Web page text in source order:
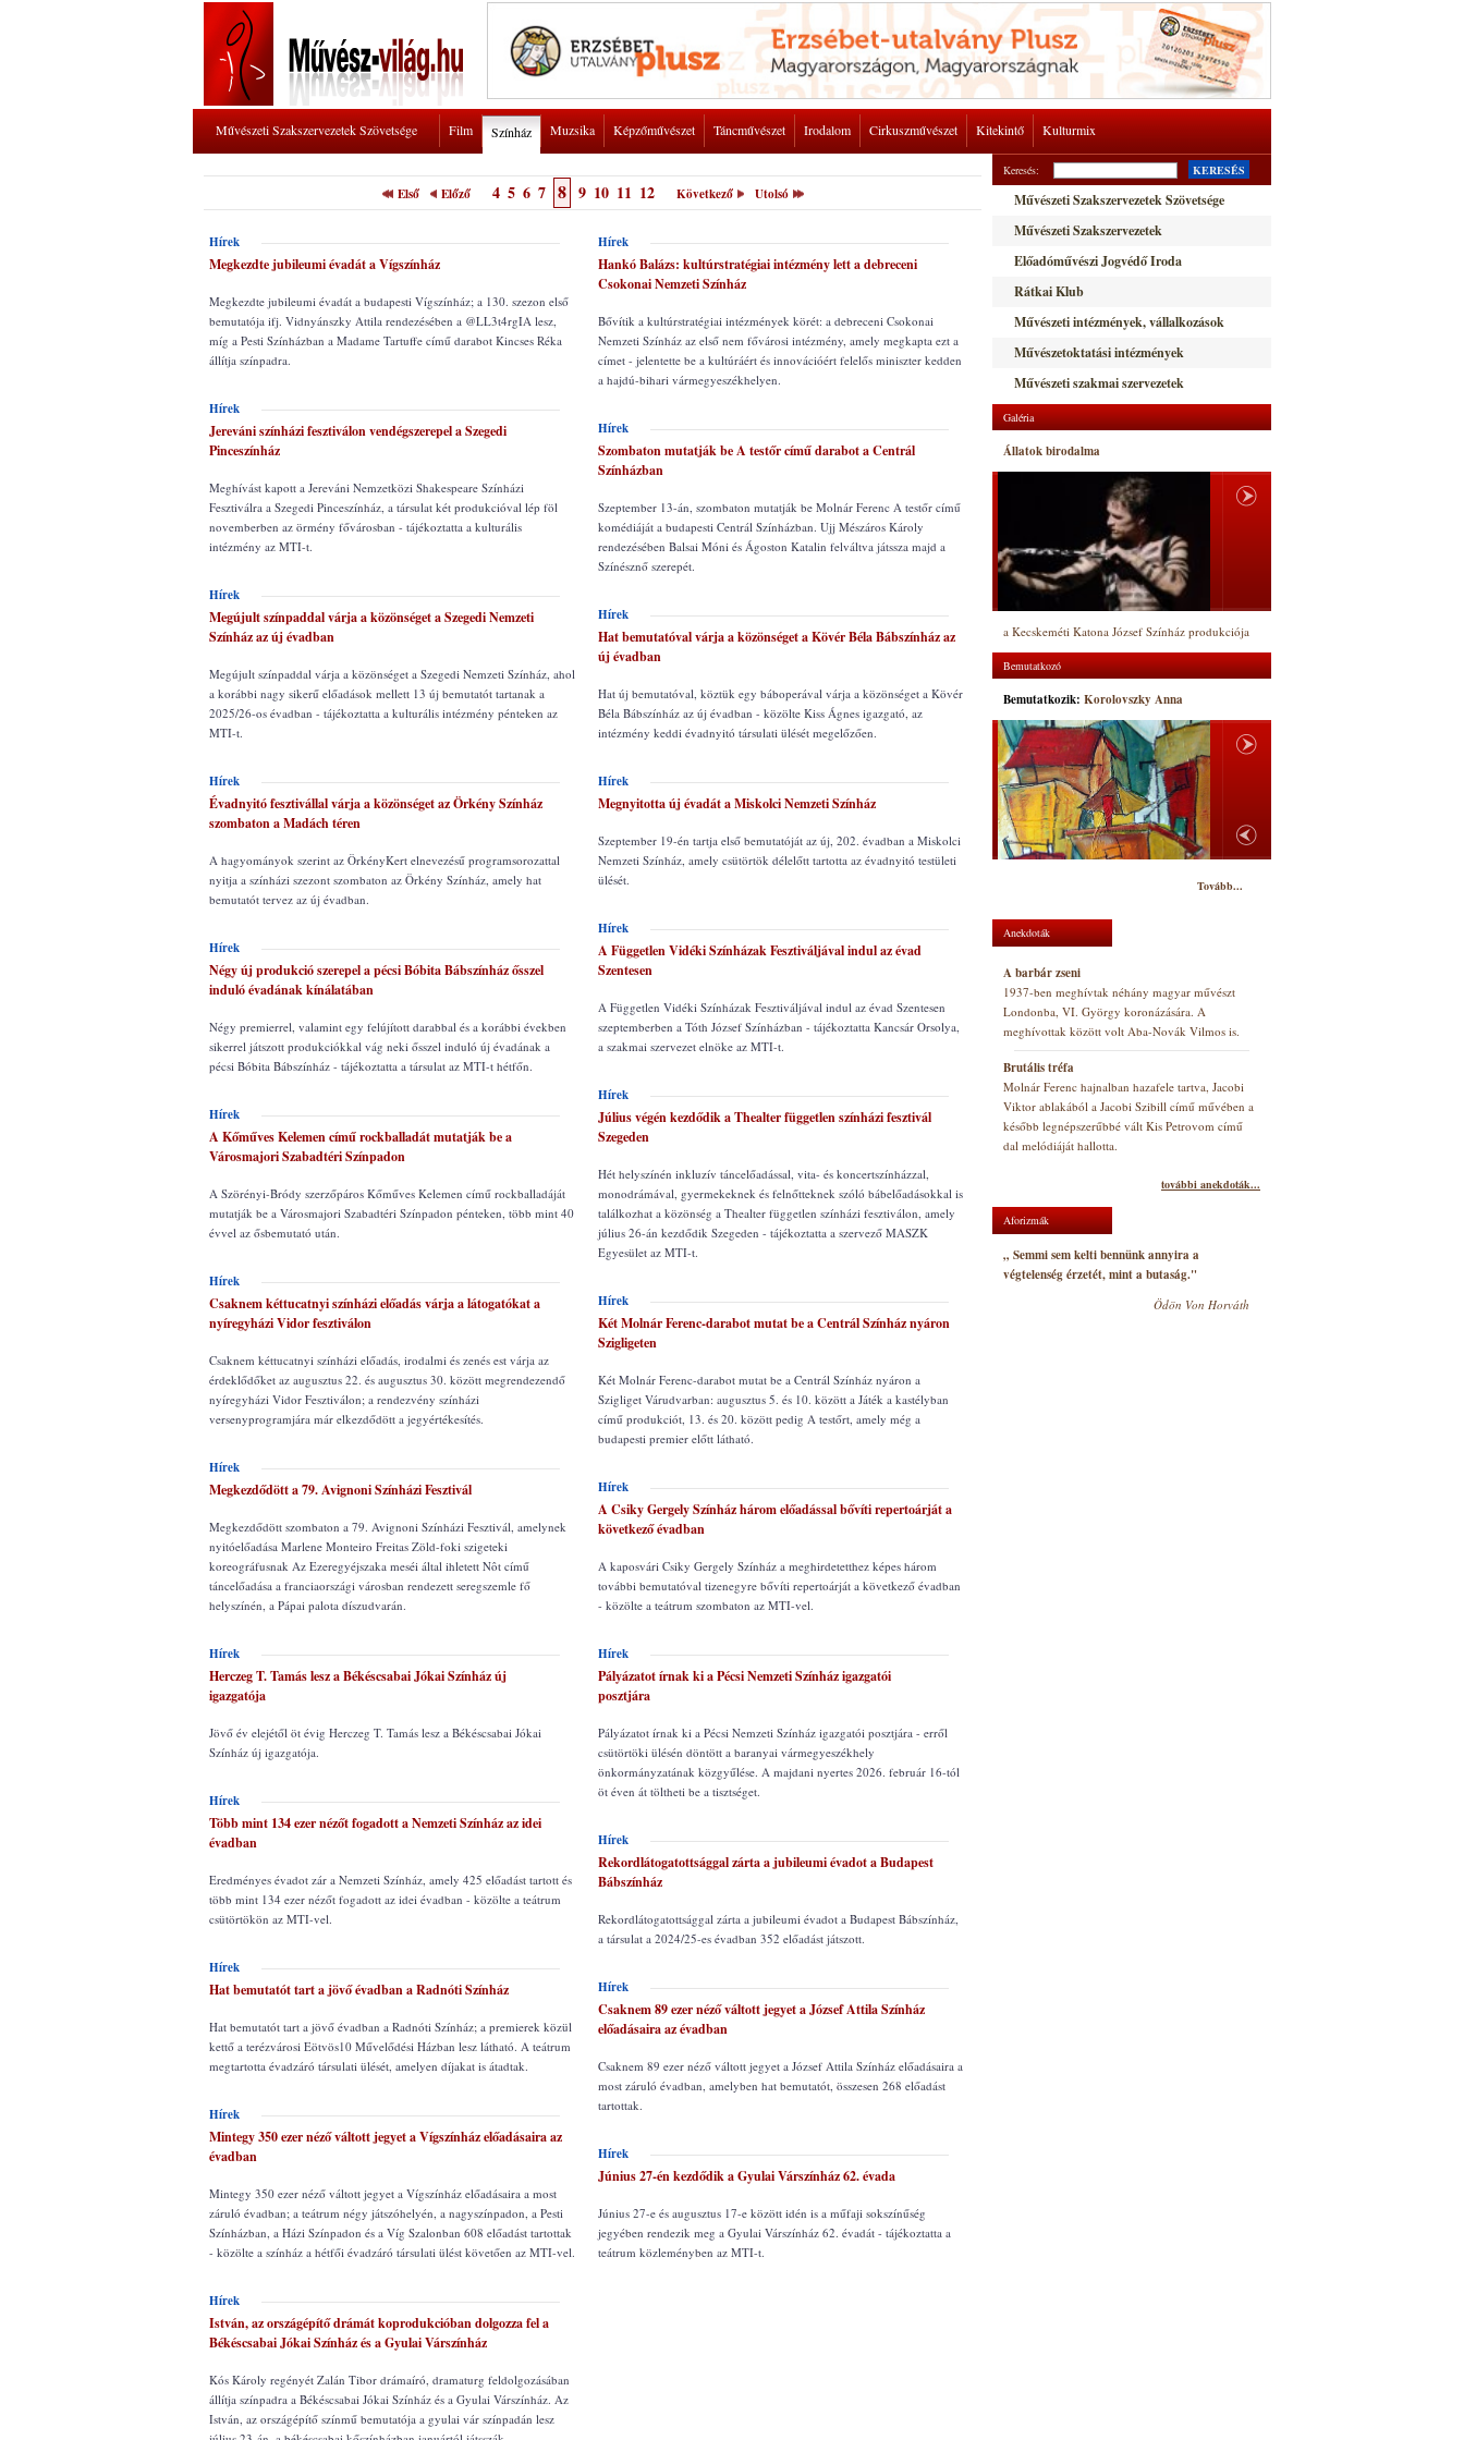
Művészeti Szakszervezetek Szövetsége Film Színház Muzsika Képzőművészet Táncművészet Irodalom Cirkuszművészet Kitekintő Kulturmix
Első Előző 4 5 6 7 8 9 10 11 12 Következő Utolsó
Hírek
Megkezdte jubileumi évadát a Vígszínház
Megkezdte jubileumi évadát a budapesti Vígszínház; a 130. szezon első
bemutatója ifj. Vidnyánszky Attila rendezésében a @LL3t4rgIA lesz,
míg a Pesti Színházban a Madame Tartuffe című darabot Kincses Réka
állítja színpadra.
Hírek
Jereváni színházi fesztiválon vendégszerepel a Szegedi
Pinceszínház
Meghívást kapott a Jereváni Nemzetközi Shakespeare Színházi
Fesztiválra a Szegedi Pinceszínház, a társulat két produkcióval lép föl
novemberben az örmény fővárosban - tájékoztatta a kulturális
intézmény az MTI-t.
Hírek
Megújult színpaddal várja a közönséget a Szegedi Nemzeti
Színház az új évadban
Megújult színpaddal várja a közönséget a Szegedi Nemzeti Színház, ahol
a korábbi nagy sikerű előadások mellett 13 új bemutatót tartanak a
2025/26-os évadban - tájékoztatta a kulturális intézmény pénteken az
MTI-t.
Hírek
Évadnyitó fesztivállal várja a közönséget az Örkény Színház
szombaton a Madách téren
A hagyományok szerint az ÖrkényKert elnevezésű programsorozattal
nyitja a színházi szezont szombaton az Örkény Színház, amely hat
bemutatót tervez az új évadban.
Hírek
Négy új produkció szerepel a pécsi Bóbita Bábszínház ősszel
induló évadának kínálatában
Négy premierrel, valamint egy felújított darabbal és a korábbi években
sikerrel játszott produkciókkal vág neki ősszel induló új évadának a
pécsi Bóbita Bábszínház - tájékoztatta a társulat az MTI-t hétfőn.
Hírek
A Kőműves Kelemen című rockballadát mutatják be a
Városmajori Szabadtéri Színpadon
A Szörényi-Bródy szerzőpáros Kőműves Kelemen című rockballadáját
mutatják be a Városmajori Szabadtéri Színpadon pénteken, több mint 40
évvel az ősbemutató után.
Hírek
Csaknem kéttucatnyi színházi előadás várja a látogatókat a
nyíregyházi Vidor fesztiválon
Csaknem kéttucatnyi színházi előadás, irodalmi és zenés est várja az
érdeklődőket az augusztus 22. és augusztus 30. között megrendezendő
nyíregyházi Vidor Fesztiválon; a rendezvény színházi
versenyprogramjára már elkezdődött a jegyértékesítés.
Hírek
Megkezdődött a 79. Avignoni Színházi Fesztivál
Megkezdődött szombaton a 79. Avignoni Színházi Fesztivál, amelynek
nyitóelőadása Marlene Monteiro Freitas Zöld-foki szigeteki
koreográfusnak Az Ezeregyéjszaka meséi által ihletett Nôt című
táncelőadása a franciaországi városban rendezett seregszemle fő
helyszínén, a Pápai palota díszudvarán.
Hírek
Herczeg T. Tamás lesz a Békéscsabai Jókai Színház új
igazgatója
Jövő év elejétől öt évig Herczeg T. Tamás lesz a Békéscsabai Jókai
Színház új igazgatója.
Hírek
Több mint 134 ezer nézőt fogadott a Nemzeti Színház az idei
évadban
Eredményes évadot zár a Nemzeti Színház, amely 425 előadást tartott és
több mint 134 ezer nézőt fogadott az idei évadban - közölte a teátrum
csütörtökön az MTI-vel.
Hírek
Hat bemutatót tart a jövő évadban a Radnóti Színház
Hat bemutatót tart a jövő évadban a Radnóti Színház; a premierek közül
kettő a terézvárosi Eötvös10 Művelődési Házban lesz látható. A teátrum
megtartotta évadzáró társulati ülését, amelyen díjakat is átadtak.
Hírek
Mintegy 350 ezer néző váltott jegyet a Vígszínház előadásaira az
évadban
Mintegy 350 ezer néző váltott jegyet a Vígszínház előadásaira a most
záruló évadban; a teátrum négy játszóhelyén, a nagyszínpadon, a Pesti
Színházban, a Házi Színpadon és a Víg Szalonban 608 előadást tartottak
- közölte a színház a hétfői évadzáró társulati ülést követően az MTI-vel.
Hírek
István, az országépítő drámát koprodukcióban dolgozza fel a
Békéscsabai Jókai Színház és a Gyulai Várszínház
Kós Károly regényét Zalán Tibor drámaíró, dramaturg feldolgozásában
állítja színpadra a Békéscsabai Jókai Színház és a Gyulai Várszínház. Az
István, az országépítő színmű bemutatója a gyulai vár színpadán lesz
Hírek
Hankó Balázs: kultúrstratégiai intézmény lett a debreceni
Csokonai Nemzeti Színház
Bővítik a kultúrstratégiai intézmények körét: a debreceni Csokonai
Nemzeti Színház az első nem fővárosi intézmény, amely megkapta ezt a
címet - jelentette be a kultúráért és innovációért felelős miniszter kedden
a hajdú-bihari vármegyeszékhelyen.
Hírek
Szombaton mutatják be A testőr című darabot a Centrál
Színházban
Szeptember 13-án, szombaton mutatják be Molnár Ferenc A testőr című
komédiáját a budapesti Centrál Színházban. Ujj Mészáros Károly
rendezésében Balsai Móni és Ágoston Katalin felváltva játssza majd a
Színésznő szerepét.
Hírek
Hat bemutatóval várja a közönséget a Kövér Béla Bábszínház az
új évadban
Hat új bemutatóval, köztük egy báboperával várja a közönséget a Kövér
Béla Bábszínház az új évadban - közölte Kiss Ágnes igazgató, az
intézmény keddi évadnyitó társulati ülését megelőzően.
Hírek
Megnyitotta új évadát a Miskolci Nemzeti Színház
Szeptember 19-én tartja első bemutatóját az új, 202. évadban a Miskolci
Nemzeti Színház, amely csütörtök délelőtt tartotta az évadnyitó testületi
ülését.
Hírek
A Független Vidéki Színházak Fesztiváljával indul az évad
Szentesen
A Független Vidéki Színházak Fesztiváljával indul az évad Szentesen
szeptemberben a Tóth József Színházban - tájékoztatta Kancsár Orsolya,
a szakmai szervezet elnöke az MTI-t.
Hírek
Július végén kezdődik a Thealter független színházi fesztivál
Szegeden
Hét helyszínén inkluzív táncelőadással, vita- és koncertszínházzal,
monodrámával, gyermekeknek és felnőtteknek szóló bábelőadásokkal is
találkozhat a közönség a Thealter független színházi fesztiválon, amely
július 26-án kezdődik Szegeden - tájékoztatta a szervező MASZK
Egyesület az MTI-t.
Hírek
Két Molnár Ferenc-darabot mutat be a Centrál Színház nyáron
Szigligeten
Két Molnár Ferenc-darabot mutat be a Centrál Színház nyáron a
Szigliget Várudvarban: augusztus 5. és 10. között a Játék a kastélyban
című produkciót, 13. és 20. között pedig A testőrt, amely még a
budapesti premier előtt látható.
Hírek
A Csiky Gergely Színház három előadással bővíti repertoárját a
következő évadban
A kaposvári Csiky Gergely Színház a meghirdetetthez képes három
további bemutatóval tizenegyre bővíti repertoárját a következő évadban
- közölte a teátrum szombaton az MTI-vel.
Hírek
Pályázatot írnak ki a Pécsi Nemzeti Színház igazgatói
posztjára
Pályázatot írnak ki a Pécsi Nemzeti Színház igazgatói posztjára - erről
csütörtöki ülésén döntött a baranyai vármegyeszékhely
önkormányzatának közgyűlése. A majdani nyertes 2026. február 16-tól
öt éven át töltheti be a tisztséget.
Hírek
Rekordlátogatottsággal zárta a jubileumi évadot a Budapest
Bábszínház
Rekordlátogatottsággal zárta a jubileumi évadot a Budapest Bábszínház,
a társulat a 2024/25-es évadban 352 előadást játszott.
Hírek
Csaknem 89 ezer néző váltott jegyet a József Attila Színház
előadásaira az évadban
Csaknem 89 ezer néző váltott jegyet a József Attila Színház előadásaira a
most záruló évadban, amelyben hat bemutatót, összesen 268 előadást
tartottak.
Hírek
Június 27-én kezdődik a Gyulai Várszínház 62. évada
Június 27-e és augusztus 17-e között idén is a műfaji sokszínűség
jegyében rendezik meg a Gyulai Várszínház 62. évadát - tájékoztatta a
teátrum közleményben az MTI-t.
Keresés: KERESÉS
Művészeti Szakszervezetek Szövetsége
Művészeti Szakszervezetek
Előadóművészi Jogvédő Iroda
Rátkai Klub
Művészeti intézmények, vállalkozások
Művészetoktatási intézmények
Művészeti szakmai szervezetek
Galéria
Állatok birodalma
a Kecskeméti Katona József Színház produkciója
Bemutatkozó
Bemutatkozik: Korolovszky Anna
Tovább...
Anekdoták
A barbár zseni
1937-ben meghívtak néhány magyar művészt
Londonba, VI. György koronázására. A
meghívottak között volt Aba-Novák Vilmos is.
Brutális tréfa
Molnár Ferenc hajnalban hazafele tartva, Jacobi
Viktor ablakából a Jacobi Szibill című művében a
később legnépszerűbbé vált Kis Petrovom című
dal melódiáját hallotta.
további anekdoták...
Aforizmák
„ Semmi sem kelti bennünk annyira a
végtelenség érzetét, mint a butaság."
Ödön Von Horváth